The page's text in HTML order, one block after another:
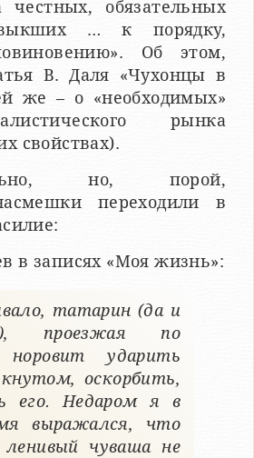
обязательных
… к порядку,
Об этом,
В. Даля «Чухонцы в
же – о «необходимых»
рынка
свойствах).
но, порой,
переходили в
в записях «Моя жизнь»:
татарин (да и
проезжая по
норовит ударить
оскорбить,
его. Недаром я в
выражался, что
чуваша не